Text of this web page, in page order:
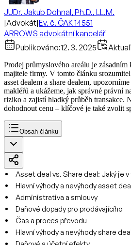
JUDr. Jakub Dohnal, Ph.D., LL.M.
|Advokát|Ev. č. ČAK 14551
ARROWS advokátní kancelář
Publikováno:12. 3. 2025
Prodej průmyslového areálu je
majitele firmy. V tomto článku
asset dealem a share dealem,
makléřů a ukážeme, jak správné právní
riziko a zajistí hladký průběh transakce.
dohodnout cenu – klíčové je také zvolit
Obsah článku
Asset deal vs. Share deal: Jaký je
Hlavní výhody a nevýhody asset
Administrativa a smlouvy
Daňové dopady pro prodávajícího
Čas a proces převodu
Hlavní výhody a nevýhody share